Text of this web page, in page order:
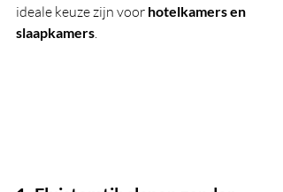
ideale keuze zijn voor hotelkamers en
slaapkamers.